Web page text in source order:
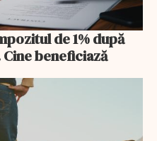
de 1% după
beneficiază